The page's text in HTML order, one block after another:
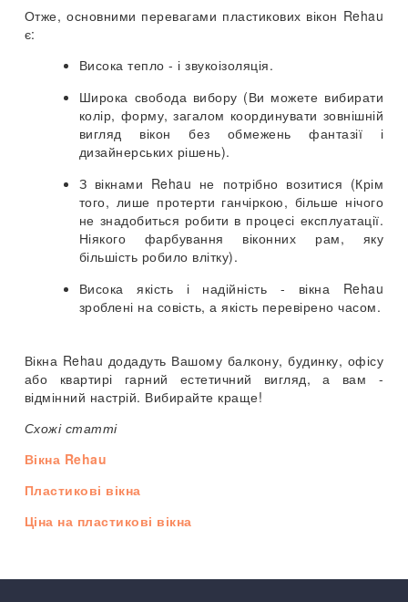
Отже, основними перевагами пластикових вікон Rehau
є:
Висока тепло - і звукоізоляція.
Широка свобода вибору (Ви можете вибирати
колір, форму, загалом координувати зовнішній
вигляд вікон без обмежень фантазії і
дизайнерських рішень).
З вікнами Rehau не потрібно возитися (Крім
того, лише протерти ганчіркою, більше нічого
не знадобиться робити в процесі експлуатації.
Ніякого фарбування віконних рам, яку
більшість робило влітку).
Висока якість і надійність - вікна Rehau
зроблені на совість, а якість перевірено часом.
Вікна Rehau додадуть Вашому балкону, будинку, офісу
або квартирі гарний естетичний вигляд, а вам -
відмінний настрій. Вибирайте краще!
Схожі статті
Вікна Rehau
Пластикові вікна
Ціна на пластикові вікна